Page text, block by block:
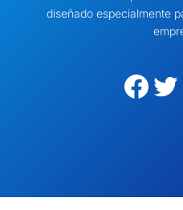
diseñado especialmente
Facebook Twitter